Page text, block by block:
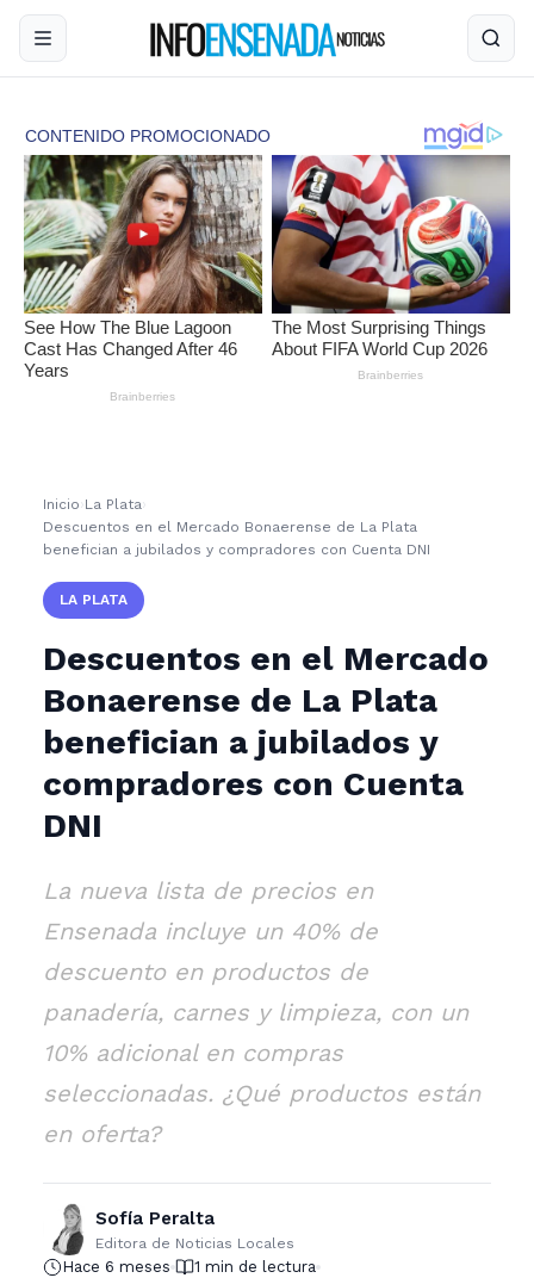
Inicio ›La Plata›
Descuentos en el Mercado Bonaerense de La Plata
benefician a jubilados y compradores con Cuenta DNI
LA PLATA
Descuentos en el Mercado
Bonaerense de La Plata
benefician a jubilados y
compradores con Cuenta
DNI
La nueva lista de precios en
Ensenada incluye un 40% de
descuento en productos de
panadería, carnes y limpieza, con un
10% adicional en compras
seleccionadas. ¿Qué productos están
en oferta?
Sofía Peralta
Editora de Noticias Locales
Hace 6 meses 1 min de lectura